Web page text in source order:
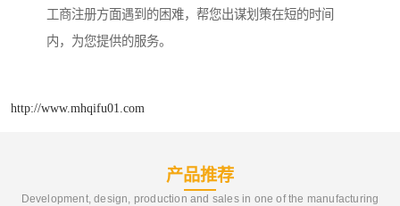
工商注册方面遇到的困难，帮您出谋划策在短的时间
内，为您提供的服务。
http://www.mhqifu01.com
产品推荐
Development, design, production and sales in one of the manufacturing